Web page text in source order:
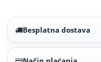
Besplatna dostava